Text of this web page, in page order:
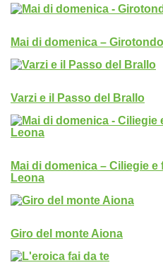
Mai di domenica –
Varzi e il Passo del Brallo
Mai di domenica – Ciliegie
Leona
Giro del monte Aiona